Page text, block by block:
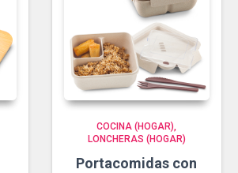
COCINA (HOGAR)
LONCHERAS (HOGAR)
Portacomidas con